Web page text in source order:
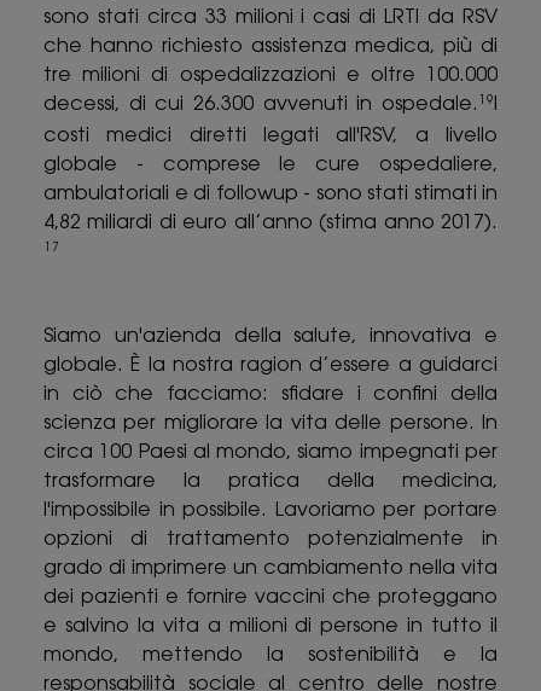
sono stati circa 33 milioni i casi di LRTI da RSV
che hanno richiesto assistenza medica, più di
tre milioni di ospedalizzazioni e oltre 100.000
decessi, di cui 26.300 avvenuti in ospedale.
19
costi medici diretti legati all'RSV, a livello
globale - comprese le cure ospedaliere,
ambulatoriali e di followup - sono stati stimati in
4,82 miliardi di euro all’anno (stima anno 2017).
17
Siamo un'azienda della salute, innovativa e
globale. È la nostra ragion d’essere a guidarci
in ciò che facciamo: sfidare i confini della
scienza per migliorare la vita delle persone. In
circa 100 Paesi al mondo, siamo impegnati per
trasformare la pratica della medicina,
l'impossibile in possibile. Lavoriamo per portare
opzioni di trattamento potenzialmente in
grado di imprimere un cambiamento nella vita
dei pazienti e fornire vaccini che proteggano
e salvino la vita a milioni di persone in tutto il
mondo, mettendo la sostenibilità e la
responsabilità sociale al centro delle nostre